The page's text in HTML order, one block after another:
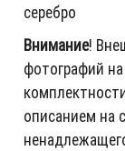
серебро
Внимание!
фотографий
описанием на